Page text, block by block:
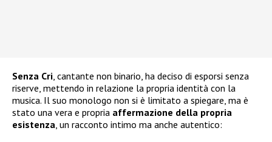
Senza Cri, cantante non binario, ha deciso di esporsi senza
riserve, mettendo in relazione la propria identità con la
musica. Il suo monologo non si è limitato a spiegare, ma è
stato una vera e propria affermazione della propria
esistenza, un racconto intimo ma anche autentico: